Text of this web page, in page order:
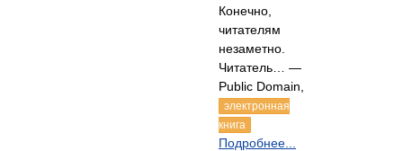
Конечно,
читателям
незаметно.
Читатель… —
Public Domain,
электронная
книга
Подробнее...